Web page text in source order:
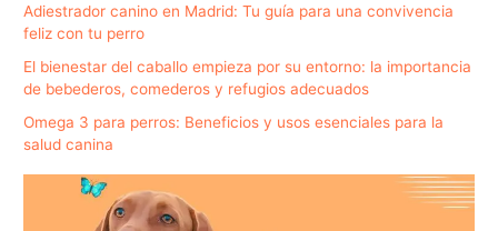
Adiestrador canino en Madrid: Tu guía para una convivencia
feliz con tu perro
El bienestar del caballo empieza por su entorno: la importancia
de bebederos, comederos y refugios adecuados
Omega 3 para perros: Beneficios y usos esenciales para la
salud canina